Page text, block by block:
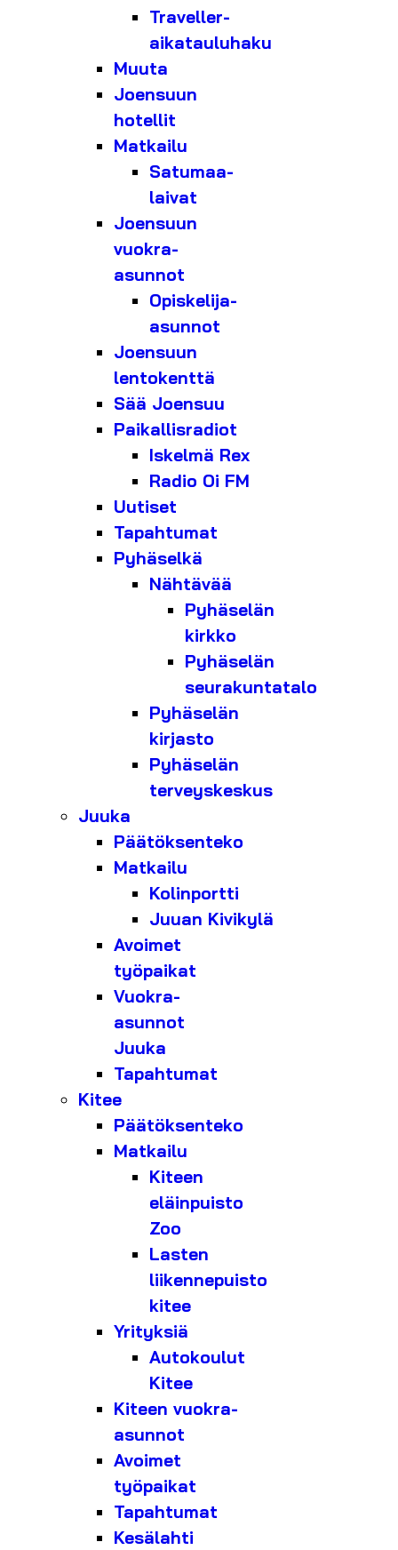
Traveller-
aikatauluhaku
Muuta
Joensuun
hotellit
Matkailu
Satumaa-
laivat
Joensuun
vuokra-
asunnot
Opiskelija-
asunnot
Joensuun
lentokenttä
Sää Joensuu
Paikallisradiot
Iskelmä Rex
Radio Oi FM
Uutiset
Tapahtumat
Pyhäselkä
Nähtävää
Pyhäselän
kirkko
Pyhäselän
seurakuntatalo
Pyhäselän
kirjasto
Pyhäselän
terveyskeskus
Juuka
Päätöksenteko
Matkailu
Kolinportti
Juuan Kivikylä
Avoimet
työpaikat
Vuokra-
asunnot
Juuka
Tapahtumat
Kitee
Päätöksenteko
Matkailu
Kiteen
eläinpuisto
Zoo
Lasten
liikennepuisto
kitee
Yrityksiä
Autokoulut
Kitee
Kiteen vuokra-
asunnot
Avoimet
työpaikat
Tapahtumat
Kesälahti